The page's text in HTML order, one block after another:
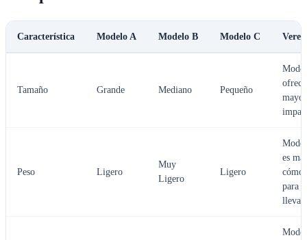
Característica Modelo A Modelo B Modelo C
Tamaño Grande Mediano Pequeño
ofrece
mayor
Peso Ligero
Muy
Ligero
Ligero
es más
para
llevar